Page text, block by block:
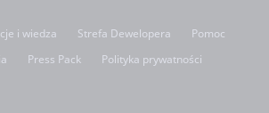
i wiedza Strefa Dewelopera
Pomoc
Press Pack Polityka prywatności